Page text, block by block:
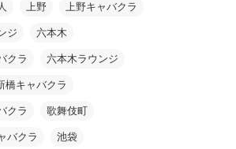
上野 上野キャバクラ
ジ 六本木
クラ 六本木ラウンジ
橋キャバクラ
クラ 歌舞伎町
バクラ 池袋